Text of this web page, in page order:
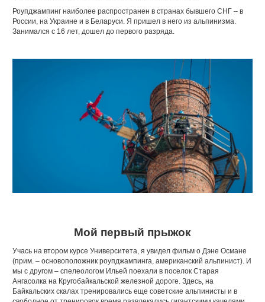
Роупджампинг наиболее распространен в странах бывшего СНГ – в
России, на Украине и в Беларуси. Я пришел в него из альпинизма.
Занимался с 16 лет, дошел до первого разряда.
Мой первый прыжок
Учась на втором курсе Университета, я увидел фильм о Дэне Османе
(прим. – основоположник роупджампинга, американский альпинист). И
мы с другом – спелеологом Ильей поехали в поселок Старая
Ангасолка на Кругобайкальской железной дороге. Здесь, на
Байкальских скалах тренировались еще советские альпинисты и в